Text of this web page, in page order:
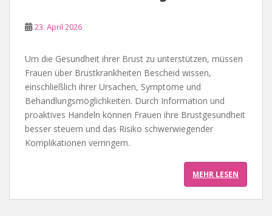
23. April 2026
Um die Gesundheit ihrer Brust zu unterstützen, müssen
Frauen über Brustkrankheiten Bescheid wissen,
einschließlich ihrer Ursachen, Symptome und
Behandlungsmöglichkeiten. Durch Information und
proaktives Handeln können Frauen ihre Brustgesundheit
besser steuern und das Risiko schwerwiegender
Komplikationen verringern.
MEHR LESEN